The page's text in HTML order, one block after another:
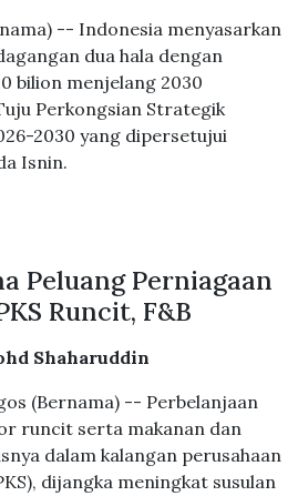
-- Indonesia menyasarkan
dua hala dengan
bilion menjelang 2030
Perkongsian Strategik
2030 yang dipersetujui
Isnin.
Peluang Perniagaan
Runcit, F&B
Shaharuddin
(Bernama) -- Perbelanjaan
runcit serta makanan dan
dalam kalangan perusahaan
dijangka meningkat susulan